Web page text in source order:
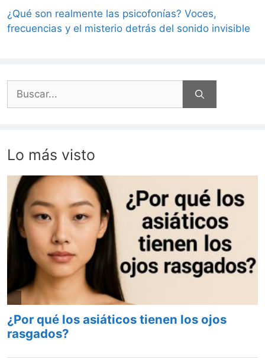
¿Qué son realmente las psicofonías? Voces,
frecuencias y el misterio detrás del sonido invisible
Buscar:
Lo más visto